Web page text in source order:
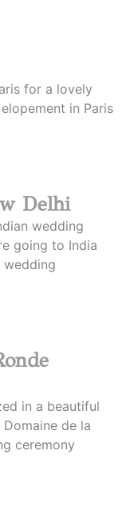
for a lovely
in Paris
Delhi
wedding
going to India
wedding
in a beautiful
de la
ceremony